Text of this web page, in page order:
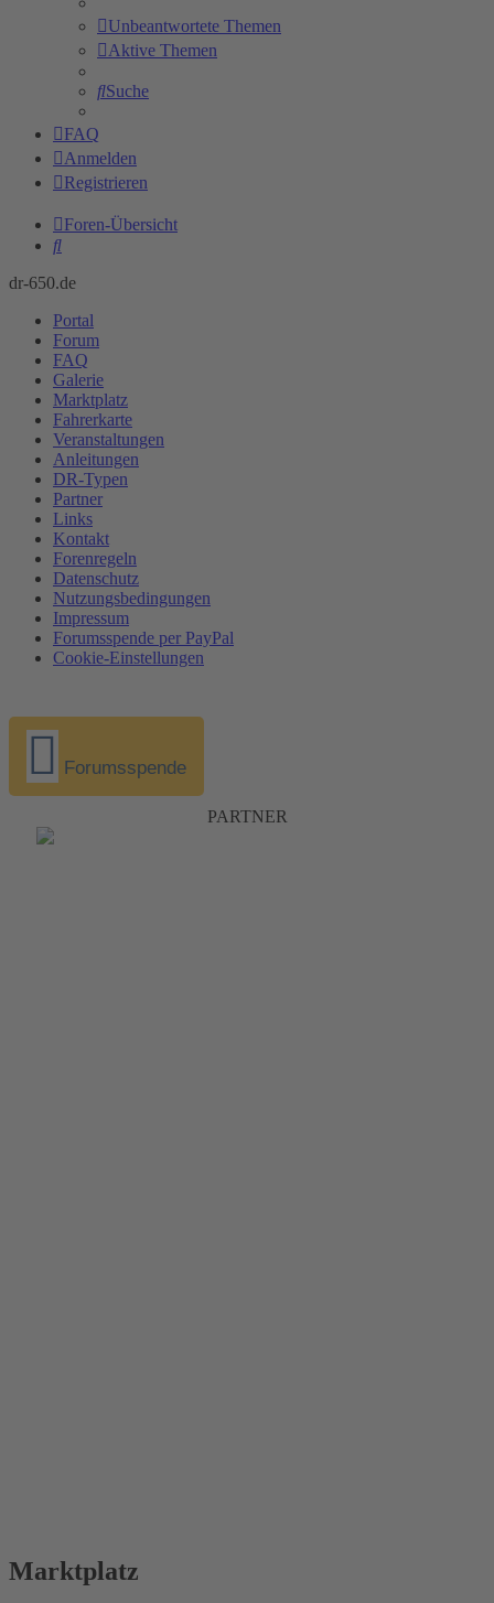
Unbeantwortete Themen
Aktive Themen
Suche
FAQ
Anmelden
Registrieren
Foren-Übersicht
Suche
dr-650.de
Portal
Forum
FAQ
Galerie
Marktplatz
Fahrerkarte
Veranstaltungen
Anleitungen
DR-Typen
Partner
Links
Kontakt
Forenregeln
Datenschutz
Nutzungsbedingungen
Impressum
Forumsspende per PayPal
Cookie-Einstellungen
Forumsspende
PARTNER
Marktplatz